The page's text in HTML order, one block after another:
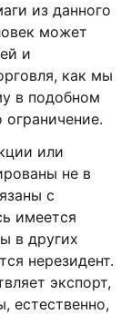
из данного
может
и
как мы
в подобном
или
не в
с
имеется
в других
нерезидент.
экспорт,
естественно,